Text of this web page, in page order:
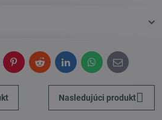
PinterestRedditLinkedInWhatsApp
E-
mail
Nasledujúci produkt